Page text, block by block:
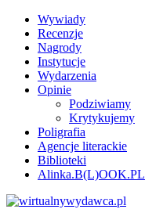
Wywiady
Recenzje
Nagrody
Instytucje
Wydarzenia
Opinie
Podziwiamy
Krytykujemy
Poligrafia
Agencje literackie
Biblioteki
Alinka.B(L)OOK.PL